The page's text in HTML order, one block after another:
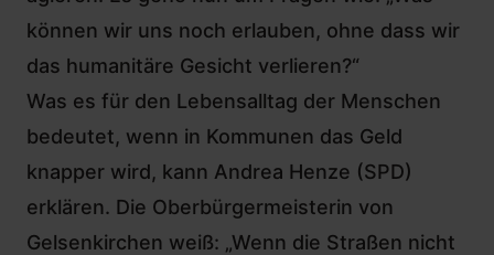
können wir uns noch erlauben, ohne dass wir
das humanitäre Gesicht verlieren?“
Was es für den Lebensalltag der Menschen
bedeutet, wenn in Kommunen das Geld
knapper wird, kann Andrea Henze (SPD)
erklären. Die Oberbürgermeisterin von
Gelsenkirchen weiß: „Wenn die Straßen nicht